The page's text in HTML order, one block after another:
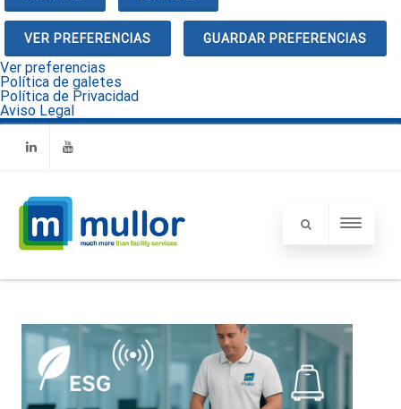
VER PREFERENCIAS GUARDAR PREFERENCIAS
Ver preferencias
Política de galetes
Política de Privacidad
Aviso Legal
LinkedinYoutube